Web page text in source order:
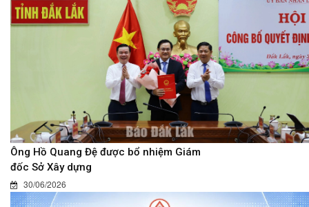
Ông Hồ Quang Đệ được bổ nhiệm Giám
đốc Sở Xây dựng
30/06/2026